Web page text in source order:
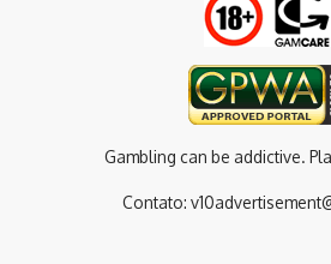
Gambling can be addictive.
Contato: